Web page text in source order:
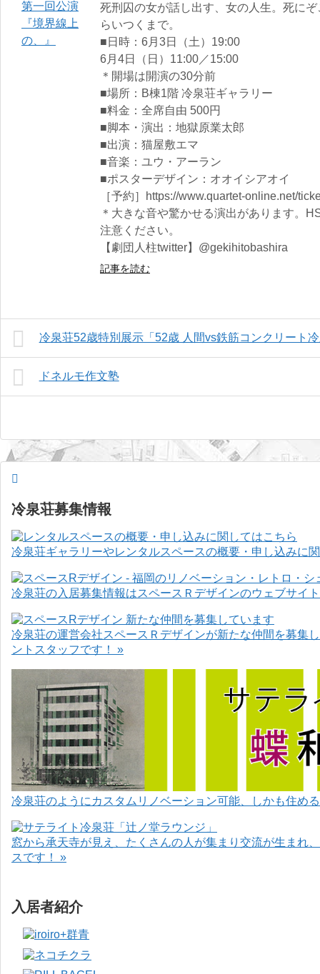
死刑囚の女が話し出す、女の人生。死に
らいつくまで。
■日時：6月3日（土）19:00
6月4日（日）11:00／15:00
＊開場は開演の30分前
■場所：B棟1階 冷泉荘ギャラリー
■料金：全席自由 500円
■脚本・演出：地獄原業太郎
■出演：猫屋敷エマ
■音楽：ユウ・アーラン
■ポスターデザイン：オオイシアオイ
［予約］https://www.quartet-online.net/
＊大きな音や驚かせる演出があります。
注意ください。
【劇団人柱twitter】@gekihitobashira
記事を読む
冷泉荘52歳特別展示「52歳 人間vs鉄筋コンクリート
ドネルモ作文塾
冷泉荘募集情報
冷泉荘ギャラリーやレンタルスペースの概要・申し込みに
冷泉荘の入居募集情報はスペースＲデザインのウェブサイ
冷泉荘の運営会社スペースＲデザインが新たな仲間を募集
ントスタッフです！ »
冷泉荘のようにカスタムリノベーション可能、しかも住め
窓から承天寺が見え、たくさんの人が集まり交流が生まれ
スです！ »
入居者紹介